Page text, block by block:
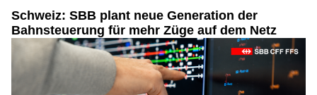
Schweiz: SBB plant neue Generation der
Bahnsteuerung für mehr Züge auf dem Netz